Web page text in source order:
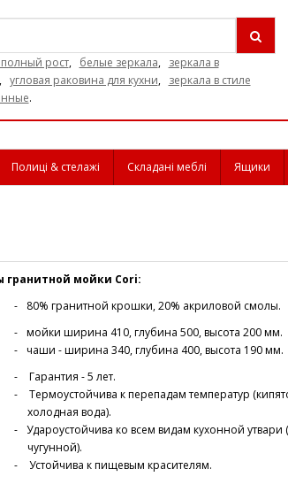
полный рост, белые зеркала, зеркала в
, угловая раковина для кухни, зеркала в стиле
.
Полиці & стелажі Складані меблі Ящики
гранитной мойки Cori:
80% гранитной крошки, 20% акриловой смолы.
мойки ширина 410, глубина 500, высота 200 мм.
чаши - ширина 340, глубина 400, высота 190 мм.
Гарантия - 5 лет.
Термоустойчива к перепадам температур
холодная вода).
Удароустойчива ко всем видам кухонной утвари
чугунной).
Устойчива к пищевым красителям.